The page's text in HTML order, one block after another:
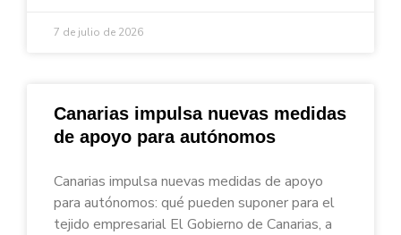
7 de julio de 2026
Canarias impulsa nuevas medidas
de apoyo para autónomos
Canarias impulsa nuevas medidas de apoyo
para autónomos: qué pueden suponer para el
tejido empresarial El Gobierno de Canarias, a